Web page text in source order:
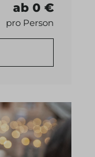
ab 0 €
pro Person